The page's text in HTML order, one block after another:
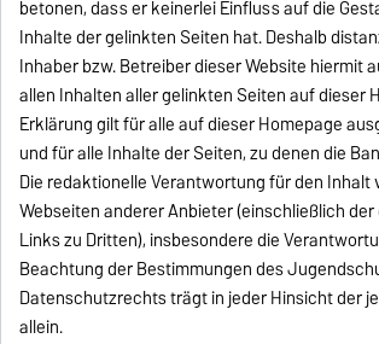
betonen, dass er keinerlei Einfluss auf die
Inhalte der gelinkten Seiten hat. Deshalb
Inhaber bzw. Betreiber dieser Website hiermit
allen Inhalten aller gelinkten Seiten auf dieser
Erklärung gilt für alle auf dieser Homepage
und für alle Inhalte der Seiten, zu denen die
Die redaktionelle Verantwortung für den Inhalt
Webseiten anderer Anbieter (einschließlich
Links zu Dritten), insbesondere die
Beachtung der Bestimmungen des
Datenschutzrechts trägt in jeder Hinsicht der
allein.